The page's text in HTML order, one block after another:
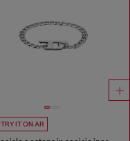
TRY IT ON AR